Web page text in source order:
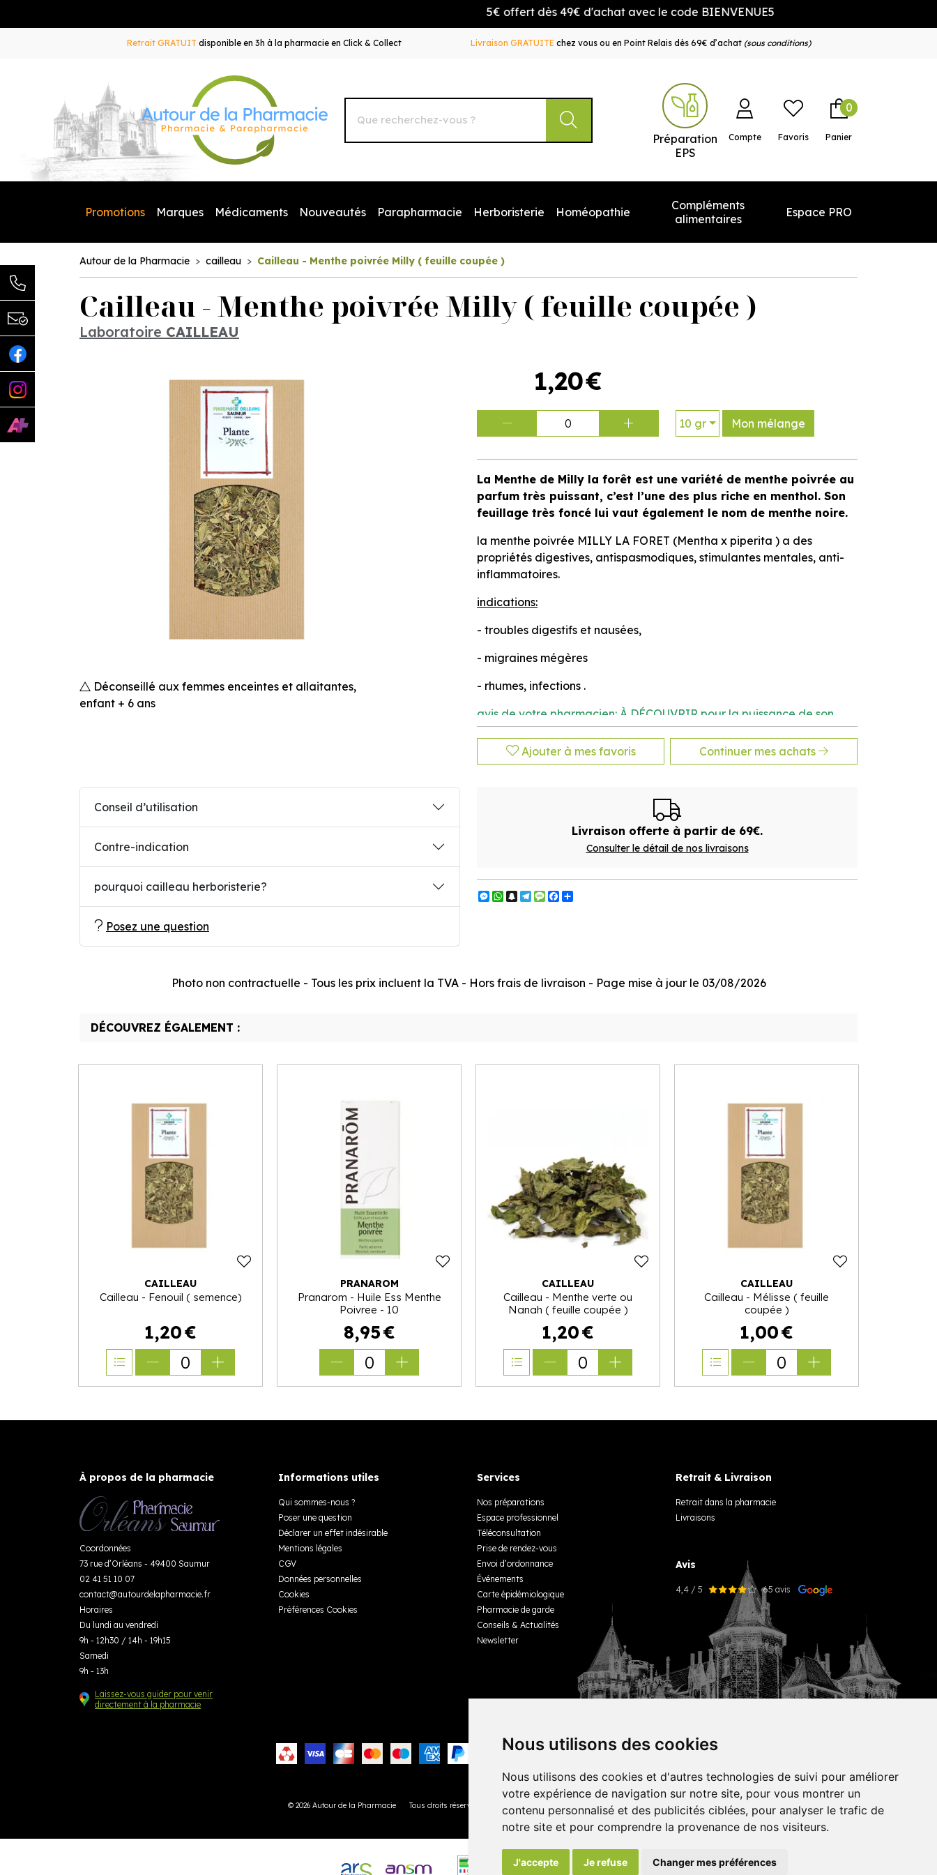
Nous utilisons des cookies
Nous utilisons des cookies et d'autres technologies de suivi pour améliorer
votre expérience de navigation sur notre site, pour vous montrer un
contenu personnalisé et des publicités ciblées, pour analyser le trafic de
notre site et pour comprendre la provenance de nos visiteurs.
J'accepte Je refuse Changer mes préférences
5€ offert dès 49€ d'achat avec le code BIENVENUE5
Retrait GRATUIT disponible en 3h à la pharmacie en Click & Collect Livraison GRATUITE chez vous ou en Point Relais dès 69€ d’achat (sous conditions)
Autour de la Pharmacie Votre pharmacie en ligne à votre service
Préparation
EPS
Compte Favoris Panier
0
Promotions Marques Médicaments Nouveautés Parapharmacie Herboristerie Homéopathie
Compléments
alimentaires
Espace PRO
Autour de la Pharmacie cailleau Cailleau - Menthe poivrée Milly ( feuille coupée )
Cailleau - Menthe poivrée Milly ( feuille coupée )
Laboratoire CAILLEAU
Déconseillé aux femmes enceintes et allaitantes,
enfant + 6 ans
1,20€
0 10 gr Mon mélange
La Menthe de Milly la forêt est une variété de menthe poivrée au
parfum très puissant, c’est l’une des plus riche en menthol. Son
feuillage très foncé lui vaut également le nom de menthe noire.
la menthe poivrée MILLY LA FORET (Mentha x piperita ) a des
propriétés digestives, antispasmodiques, stimulantes mentales, anti-
inflammatoires.
indications:
- troubles digestifs et nausées,
- migraines mégères
- rhumes, infections .
avis de votre pharmacien: À DÉCOUVRIR pour la puissance de son
parfum.
à déguster pour le plaisir et son action digestive
Tenir hors de portée des jeunes enfants. Ne pas dépasser la dose
conseillée. Un complément alimentaire ne se substitue pas à une
alimentation variée et équilibrée et à un mode de vie sain.
Ajouter à mes favoris Continuer mes achats
Conseil d’utilisation
Contre-indication
pourquoi cailleau herboristerie?
Posez une question
Livraison offerte à partir de 69€.
Consulter le détail de nos livraisons
Messenger
WhatsApp
Snapchat
Telegram
Message
Facebook
Photo non contractuelle - Tous les prix incluent la TVA - Hors frais de livraison - Page mise à jour le 03/08/2026
DÉCOUVREZ ÉGALEMENT :
CAILLEAU
Cailleau - Fenouil ( semence)
1,20€
0
PRANAROM
Pranarom - Huile Ess Menthe
Poivree - 10
8,95€
0
CAILLEAU
Cailleau - Menthe verte ou
Nanah ( feuille coupée )
1,20€
0
CAILLEAU
Cailleau - Mélisse ( feuille
coupée )
1,00€
0
À propos de la pharmacie
Coordonnées
73 rue d’Orléans - 49400 Saumur
02 41 51 10 07
contact@autourdelapharmacie.fr
Horaires
Du lundi au vendredi
9h - 12h30 / 14h - 19h15
Samedi
9h - 13h
Laissez-vous guider pour venir
directement à la pharmacie
Informations utiles
Qui sommes-nous ?
Poser une question
Déclarer un effet indésirable
Mentions légales
CGV
Données personnelles
Cookies
Préférences Cookies
Services
Nos préparations
Espace professionnel
Téléconsultation
Prise de rendez-vous
Envoi d’ordonnance
Événements
Carte épidémiologique
Pharmacie de garde
Conseils & Actualités
Newsletter
Retrait & Livraison
Retrait dans la pharmacie
Livraisons
Avis
4,4 / 5 65 avis
© 2026 Autour de la Pharmacie Tous droits réservés Votre pharmacie sur Internet avecApotekisto